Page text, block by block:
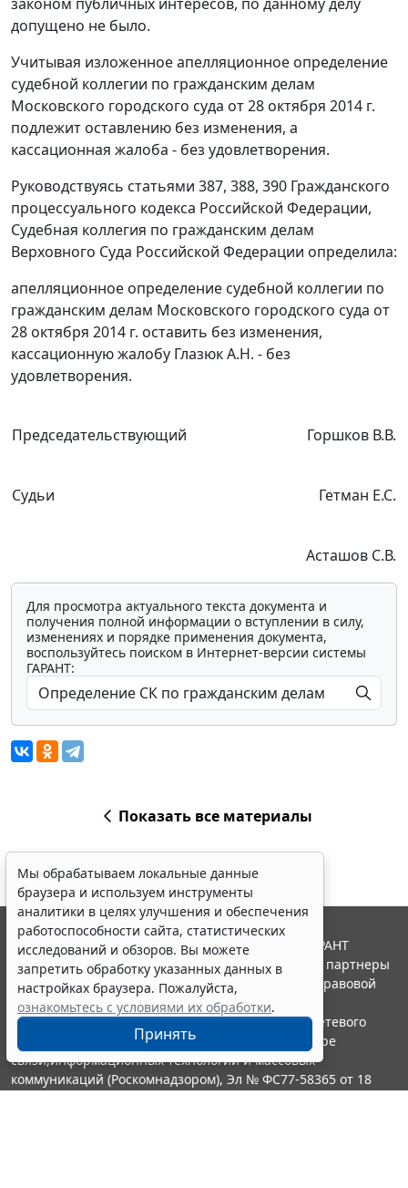
законом публичных интересов, по данному делу
допущено не было.
Учитывая изложенноеапелляционное определение
судебной коллегии по гражданским делам
Московского городского суда от 28 октября 2014 г.
подлежит оставлению без изменения, а
кассационная жалоба - без удовлетворения.
Руководствуясь статьями 387, 388, 390 Гражданского
процессуального кодекса Российской Федерации,
Судебная коллегия по гражданским делам
Верховного Суда Российской Федерации определила:
апелляционное определение судебной коллегии по
гражданским делам Московского городского суда от
28 октября 2014 г. оставить без изменения,
кассационную жалобу Глазюк A.H. - без
удовлетворения.
Председательствующий Горшков В.В.
Судьи Гетман Е.С.
Асташов С.В.
Для просмотра актуального текста документа и
получения полной информации о вступлении в силу,
изменениях и порядке применения документа,
воспользуйтесь поиском в Интернет-версии системы
ГАРАНТ:
Показать все материалы
Мы обрабатываем локальные данные
браузера и используем инструменты
аналитики в целях улучшения и обеспечения
работоспособности сайта, статистических
исследований и обзоров. Вы можете
запретить обработку указанных данных в
настройках браузера. Пожалуйста,
ознакомьтесь с условиями их обработки.
Принять
© ООО "НПП "ГАРАНТ-СЕРВИС", 2026. Система ГАРАНТ
выпускается с 1990 года. Компания "Гарант" и ее партнеры
являются участниками Российской ассоциации правовой
информации ГАРАНТ.
Портал ГАРАНТ.РУ зарегистрирован в качестве сетевого
издания Федеральной службой по надзору в сфере
связи,информационных технологий и массовых
коммуникаций (Роскомнадзором), Эл № ФС77-58365 от 18